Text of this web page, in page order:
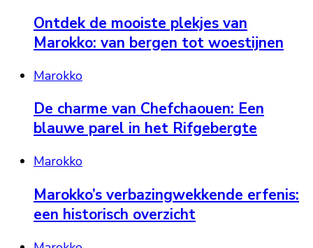
Ontdek de mooiste plekjes van
Marokko: van bergen tot woestijnen
Marokko
De charme van Chefchaouen: Een
blauwe parel in het Rifgebergte
Marokko
Marokko’s verbazingwekkende erfenis:
een historisch overzicht